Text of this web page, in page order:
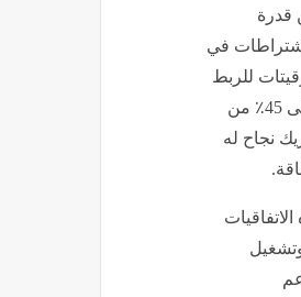
قدرة
في
للربط
على الشبكة القومية للكهرباء لتحقيق مستهدف الوصول بالطاقات المتجددة والنظيفة إلى 45٪؜ من
نجاح له